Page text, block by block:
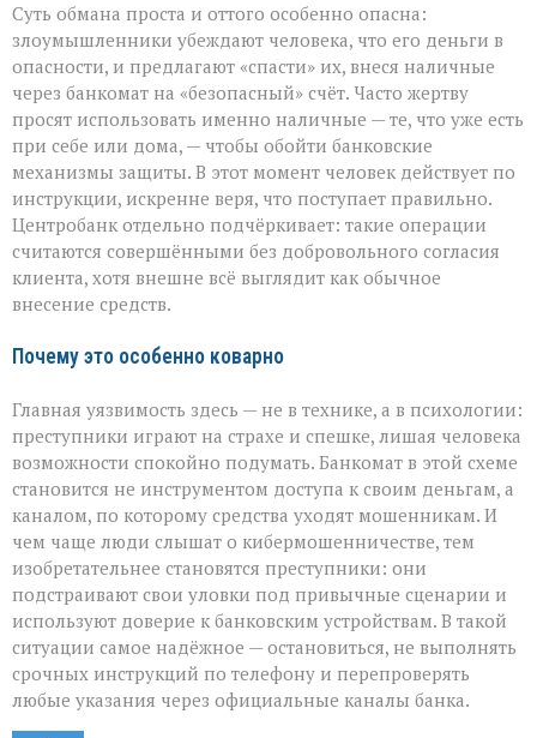
Суть обмана проста и оттого особенно опасна:
злоумышленники убеждают человека, что его деньги в
опасности, и предлагают «спасти» их, внеся наличные
через банкомат на «безопасный» счёт. Часто жертву
просят использовать именно наличные — те, что уже есть
при себе или дома, — чтобы обойти банковские
механизмы защиты. В этот момент человек действует по
инструкции, искренне веря, что поступает правильно.
Центробанк отдельно подчёркивает: такие операции
считаются совершёнными без добровольного согласия
клиента, хотя внешне всё выглядит как обычное
внесение средств.
Почему это особенно коварно
Главная уязвимость здесь — не в технике, а в психологии:
преступники играют на страхе и спешке, лишая человека
возможности спокойно подумать. Банкомат в этой схеме
становится не инструментом доступа к своим деньгам, а
каналом, по которому средства уходят мошенникам. И
чем чаще люди слышат о кибермошенничестве, тем
изобретательнее становятся преступники: они
подстраивают свои уловки под привычные сценарии и
используют доверие к банковским устройствам. В такой
ситуации самое надёжное — остановиться, не выполнять
срочных инструкций по телефону и перепроверять
любые указания через официальные каналы банка.